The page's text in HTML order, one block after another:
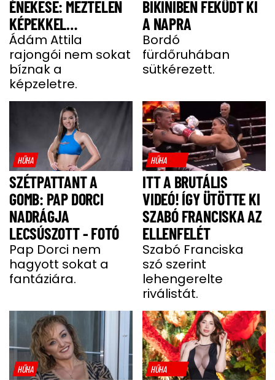
ÉNEKESE: MEZTELEN
KÉPEKKEL
HALMOZZÁK EL A
RAJONGÓI
Ádám Attila
rajongói nem sokat
bíznak a
képzeletre.
BIKINIBEN FEKÜDT KI
A NAPRA
Bordó
fürdőruhában
sütkérezett.
HŰHA
SZÉTPATTANT A
GOMB: PAP DORCI
NADRÁGJA
LECSÚSZOTT - FOTÓ
Pap Dorci nem
hagyott sokat a
fantáziára.
HŰHA
ITT A BRUTÁLIS
VIDEÓ! ÍGY ÜTÖTTE KI
SZABÓ FRANCISKA AZ
ELLENFELÉT
Szabó Franciska
szó szerint
lehengerelte
riválistát.
HŰHA HŰHA